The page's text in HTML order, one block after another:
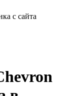
с сайта